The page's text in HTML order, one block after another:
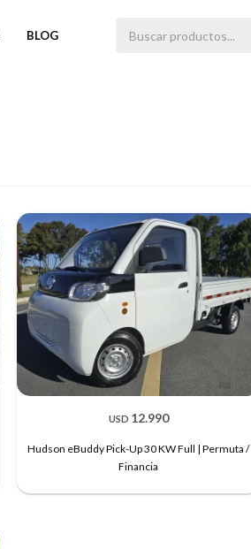
BLOG
USD 12.990
Hudson eBuddy Pick-Up 30 KW Full | Permuta /
Financia